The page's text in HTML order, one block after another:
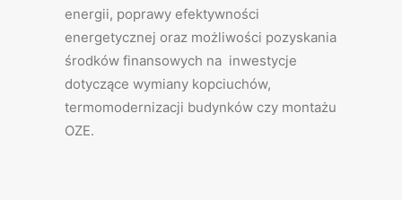
energii, poprawy efektywności
energetycznej oraz możliwości pozyskania
środków finansowych na inwestycje
dotyczące wymiany kopciuchów,
termomodernizacji budynków czy montażu
OZE.